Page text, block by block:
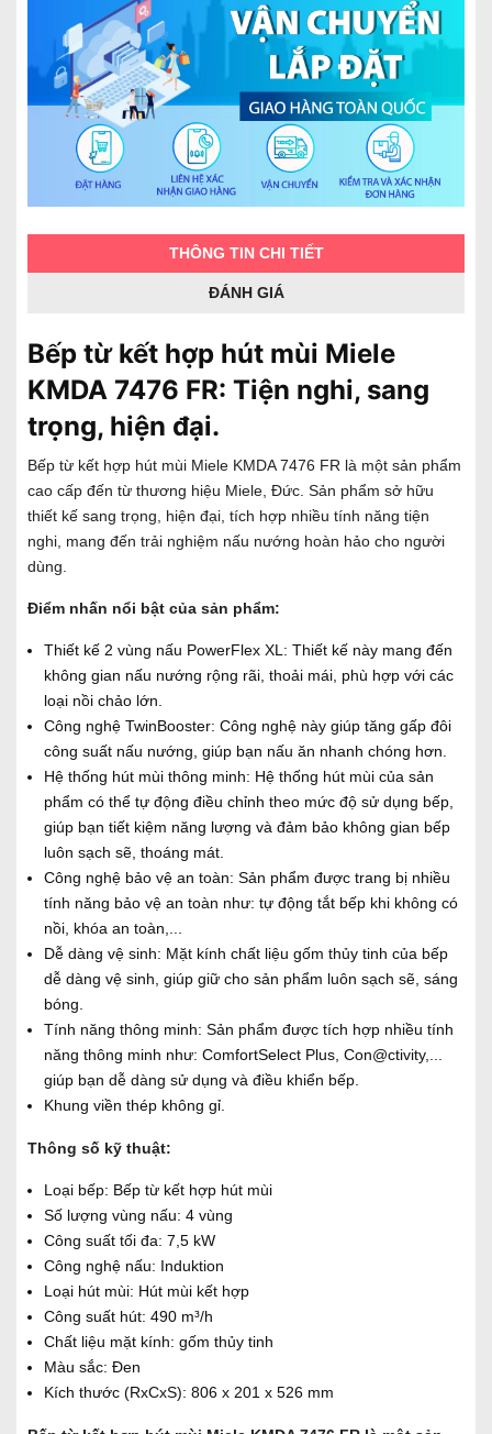
THÔNG TIN CHI TIẾT
ĐÁNH GIÁ
Bếp từ kết hợp hút mùi Miele
KMDA 7476 FR: Tiện nghi, sang
trọng, hiện đại.
Bếp từ kết hợp hút mùi Miele KMDA 7476 FR là một sản phẩm
cao cấp đến từ thương hiệu Miele, Đức. Sản phẩm sở hữu
thiết kế sang trọng, hiện đại, tích hợp nhiều tính năng tiện
nghi, mang đến trải nghiệm nấu nướng hoàn hảo cho người
dùng.
Điểm nhấn nổi bật của sản phẩm:
Thiết kế 2 vùng nấu PowerFlex XL: Thiết kế này mang đến
không gian nấu nướng rộng rãi, thoải mái, phù hợp với các
loại nồi chảo lớn.
Công nghệ TwinBooster: Công nghệ này giúp tăng gấp đôi
công suất nấu nướng, giúp bạn nấu ăn nhanh chóng hơn.
Hệ thống hút mùi thông minh: Hệ thống hút mùi của sản
phẩm có thể tự động điều chỉnh theo mức độ sử dụng bếp,
giúp bạn tiết kiệm năng lượng và đảm bảo không gian bếp
luôn sạch sẽ, thoáng mát.
Công nghệ bảo vệ an toàn: Sản phẩm được trang bị nhiều
tính năng bảo vệ an toàn như: tự động tắt bếp khi không có
nồi, khóa an toàn,...
Dễ dàng vệ sinh: Mặt kính chất liệu gốm thủy tinh của bếp
dễ dàng vệ sinh, giúp giữ cho sản phẩm luôn sạch sẽ, sáng
bóng.
Tính năng thông minh: Sản phẩm được tích hợp nhiều tính
năng thông minh như: ComfortSelect Plus, Con@ctivity,...
giúp bạn dễ dàng sử dụng và điều khiển bếp.
Khung viền thép không gỉ.
Thông số kỹ thuật:
Loại bếp: Bếp từ kết hợp hút mùi
Số lượng vùng nấu: 4 vùng
Công suất tối đa: 7,5 kW
Công nghệ nấu: Induktion
Loại hút mùi: Hút mùi kết hợp
Công suất hút: 490 m³/h
Chất liệu mặt kính: gốm thủy tinh
Màu sắc: Đen
Kích thước (RxCxS): 806 x 201 x 526 mm